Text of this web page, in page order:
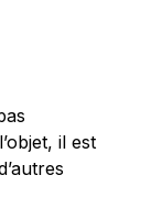
il est